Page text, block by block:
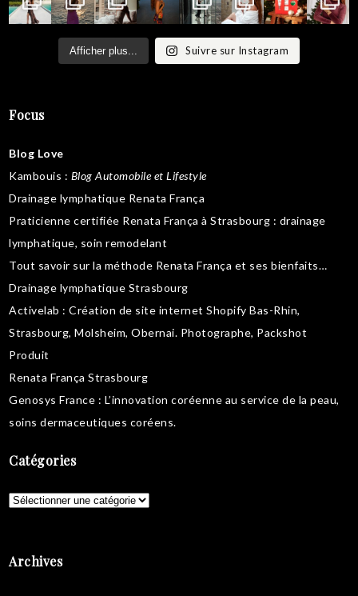
Afficher plus... Suivre sur Instagram
Focus
Blog Love
Kambouis : Blog Automobile et Lifestyle
Drainage lymphatique Renata França
Praticienne certifiée Renata França à Strasbourg : drainage
lymphatique, soin remodelant
Tout savoir sur la méthode Renata França et ses bienfaits…
Drainage lymphatique Strasbourg
Activelab : Création de site internet Shopify Bas-Rhin,
Strasbourg, Molsheim, Obernai. Photographe, Packshot
Produit
Renata França Strasbourg
Genosys France : L’innovation coréenne au service de la peau,
soins dermaceutiques coréens.
Catégories
Catégories
Archives